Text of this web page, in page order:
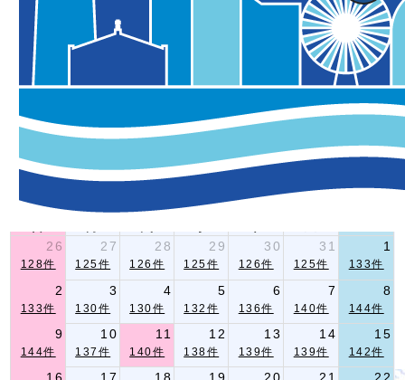
横浜観光情報TOP イベント情報
Event Search
-イベント指定条件検索-
翌月
2026年 8月
26
27 28 29 30 31 1
128件 125件 126件 125件 126件 125件 133件
2 3 4 5 6 7 8
133件 130件 130件 132件 136件 140件 144件
9 10 11 12 13 14 15
144件 137件 140件 138件 139件 139件 142件
16 17 18 19 20 21 22